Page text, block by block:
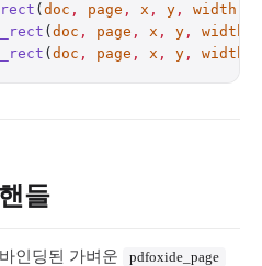
( doc , page , x , y , width
( doc , page , x , y , width
( doc , page , x , y , width
들
인딩된 가벼운 pdfoxide_page